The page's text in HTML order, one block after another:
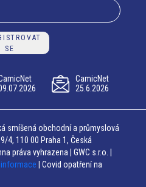
SE
CamicNet
25.6.2026
smíšená obchodní a průmyslová
4, 110 00 Praha 1, Česká
práva vyhrazena | GWC s.r.o. |
informace | Covid opatření na